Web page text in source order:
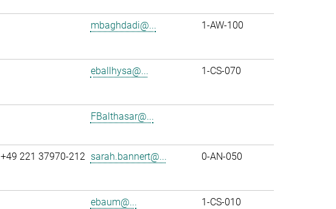
mbaghdadi@... 1-AW-100
eballhysa@... 1-CS-070
FBalthasar@...
+49 221 37970-212 sarah.bannert@... 0-AN-050
ebaum@... 1-CS-010